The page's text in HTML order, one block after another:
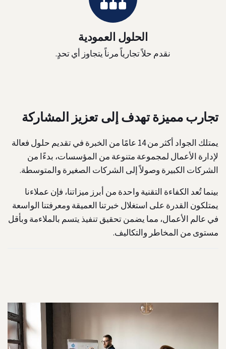
الحلول العمودية
نقدم حلاً تجارياً مرناً يتجاوز أي تحدٍ.
تجارب مميزة تهدف إلى تعزيز المشاركة
يمتلك الجواد أكثر من 14 عامًا من الخبرة في تقديم حلول فعالة
لإدارة الأعمال لمجموعة متنوعة من المؤسسات، بدءًا من
الشركات الكبيرة وصولاً إلى الشركات الصغيرة والمتوسطة.
بينما تُعد الكفاءة التقنية واحدة من أبرز ميزاتنا، فإن عملاءنا
يمتلكون القدرة على استغلال خبرتنا العميقة ومعرفتنا الواسعة
في عالم الأعمال، مما يضمن تحقيق تنفيذ يتسم بالملاءمة وبأقل
مستوى من المخاطر والتكاليف.